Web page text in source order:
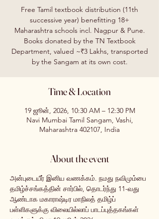
Free Tamil textbook distribution (11th
successive year) benefitting 18+
Maharashtra schools incl. Nagpur & Pune.
Books donated by the TN Textbook
Department, valued ~₹3 Lakhs, transported
by the Sangam at its own cost.
Time & Location
19 ஜூன், 2026, 10:30 AM – 12:30 PM
Navi Mumbai Tamil Sangam, Vashi,
Maharashtra 402107, India
About the event
அன்புடையீர் இனிய வணக்கம். நமது நவிமும்பை
தமிழ்ச்சங்கத்தின் சார்பில், தொடர்ந்து 11-வது
ஆண்டாக மகாராஷ்டிர மாநிலத் தமிழ்ப்
பள்ளிகளுக்கு விலையில்லாப் பாடப்புத்தகங்கள்